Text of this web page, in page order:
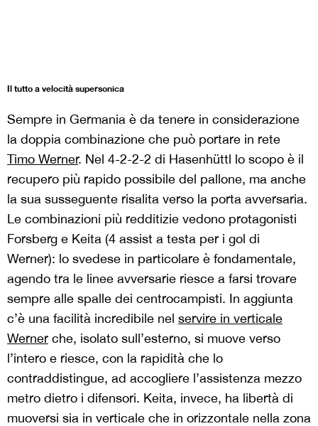
Il tutto a velocità supersonica
Sempre in Germania è da tenere in considerazione
la doppia combinazione che può portare in rete
Timo Werner. Nel 4-2-2-2 di Hasenhüttl lo scopo è il
recupero più rapido possibile del pallone, ma anche
la sua susseguente risalita verso la porta avversaria.
Le combinazioni più redditizie vedono protagonisti
Forsberg e Keita (4 assist a testa per i gol di
Werner): lo svedese in particolare è fondamentale,
agendo tra le linee avversarie riesce a farsi trovare
sempre alle spalle dei centrocampisti. In aggiunta
c’è una facilità incredibile nel servire in verticale
Werner che, isolato sull’esterno, si muove verso
l’intero e riesce, con la rapidità che lo
contraddistingue, ad accogliere l’assistenza mezzo
metro dietro i difensori. Keita, invece, ha libertà di
muoversi sia in verticale che in orizzontale nella zona